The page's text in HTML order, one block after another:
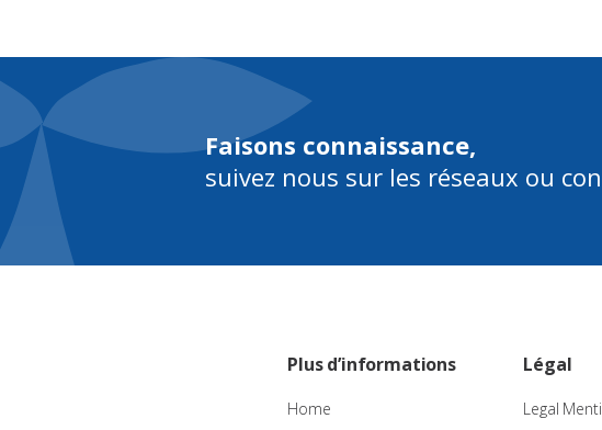
Faisons connaissance,
suivez nous sur les réseaux ou
Plus d’informations
Home
Légal
Legal